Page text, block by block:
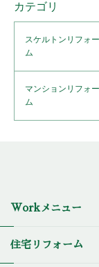
カテゴリ
スケルトンリフォー
ム
マンションリフォー
ム
Workメニュー
住宅リフォーム